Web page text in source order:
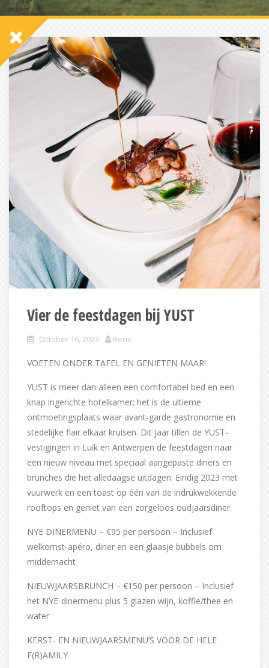
Vier de feestdagen bij YUST
October 16, 2023 Rene
VOETEN ONDER TAFEL EN GENIETEN MAAR!
YUST is meer dan alleen een comfortabel bed en een
knap ingerichte hotelkamer; het is de ultieme
ontmoetingsplaats waar avant-garde gastronomie en
stedelijke flair elkaar kruisen. Dit jaar tillen de YUST-
vestigingen in Luik en Antwerpen de feestdagen naar
een nieuw niveau met speciaal aangepaste diners en
brunches die het alledaagse uitdagen. Eindig 2023 met
vuurwerk en een toast op één van de indrukwekkende
rooftops en geniet van een zorgeloos oudjaarsdiner.
NYE DINERMENU – €95 per persoon – Inclusief
welkomst-apéro, diner en een glaasje bubbels om
middernacht
NIEUWJAARSBRUNCH – €150 per persoon – Inclusief
het NYE-dinermenu plus 5 glazen wijn, koffie/thee en
water
KERST- EN NIEUWJAARSMENU’S VOOR DE HELE
F(R)AMILY